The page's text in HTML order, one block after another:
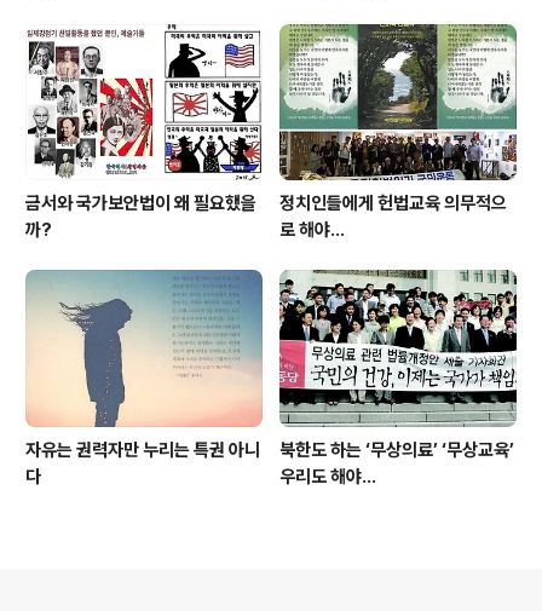
금서와 국가보안법이 왜 필요했을
까?
정치인들에게 헌법교육 의무적으
로 해야…
자유는 권력자만 누리는 특권 아니
다
북한도 하는 ‘무상의료’ ‘무상교육’
우리도 해야...